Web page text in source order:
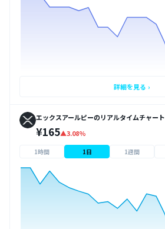
詳細を見る ›
エックスアールピーのリアルタイムチャート
¥165▲3.08%
1時間 1日 1週間